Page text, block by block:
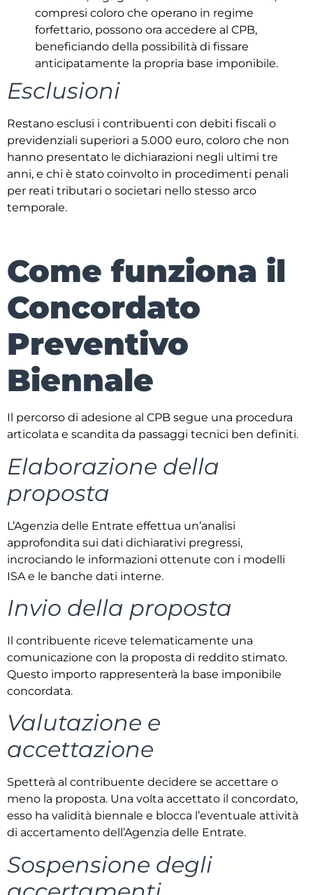
compresi coloro che operano in regime
forfettario, possono ora accedere al CPB,
beneficiando della possibilità di fissare
anticipatamente la propria base imponibile.
Esclusioni
Restano esclusi i contribuenti con debiti fiscali o
previdenziali superiori a 5.000 euro, coloro che non
hanno presentato le dichiarazioni negli ultimi tre
anni, e chi è stato coinvolto in procedimenti penali
per reati tributari o societari nello stesso arco
temporale.
Come funziona il
Concordato
Preventivo
Biennale
Il percorso di adesione al CPB segue una procedura
articolata e scandita da passaggi tecnici ben definiti.
Elaborazione della
proposta
L’Agenzia delle Entrate effettua un’analisi
approfondita sui dati dichiarativi pregressi,
incrociando le informazioni ottenute con i modelli
ISA e le banche dati interne.
Invio della proposta
Il contribuente riceve telematicamente una
comunicazione con la proposta di reddito stimato.
Questo importo rappresenterà la base imponibile
concordata.
Valutazione e
accettazione
Spetterà al contribuente decidere se accettare o
meno la proposta. Una volta accettato il concordato,
esso ha validità biennale e blocca l’eventuale attività
di accertamento dell’Agenzia delle Entrate.
Sospensione degli